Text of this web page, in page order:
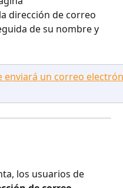
dirección de correo
de su nombre y
enviará un correo
los usuarios de